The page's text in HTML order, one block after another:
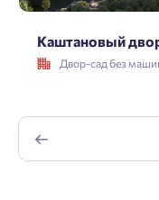
Каштановый
г. Владивосток, ул.
Двор-сад без